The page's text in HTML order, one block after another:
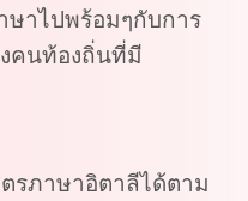
ษาไปพร้อมๆกับการ
คนท้องถิ่นที่มี
รภาษาอิตาลีได้ตาม